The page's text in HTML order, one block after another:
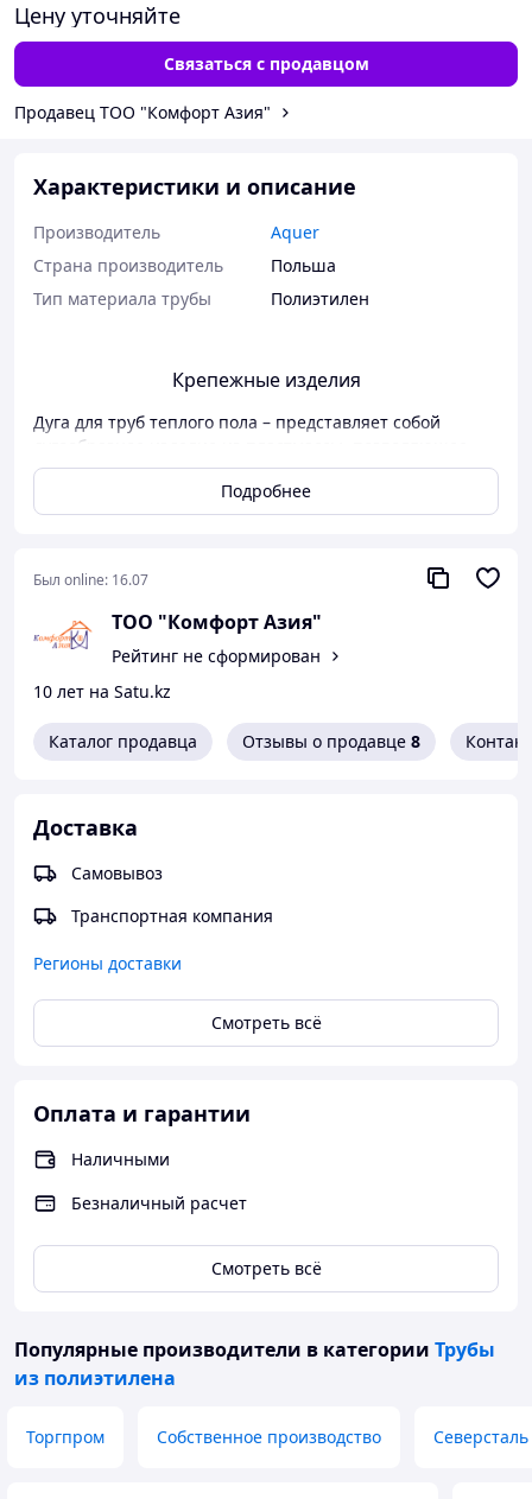
Цену уточняйте
Связаться с продавцом
Продавец ТОО "Комфорт Азия"
Характеристики и описание
Производитель
Aquer
Страна производитель
Польша
Тип материала трубы
Полиэтилен
Крепежные изделия
Дуга для труб теплого пола – представляет собой
дугообразное изделие из пластмассы, позволяющее
зафиксировать под углом 90 градусов трубу для теплого
пола в месте ее изгиба.Подробнее
Был online: 16.07
ТОО "Комфорт Азия"
Рейтинг не сформирован
10 лет на Satu.kz
Каталог продавца Отзывы о продавце 8
Доставка
Самовывоз
Транспортная компания
Регионы доставки
Смотреть всё
Оплата и гарантии
Наличными
Безналичный расчет
Смотреть всё
Популярные производители в категории Трубы
из полиэтилена
Торгпром Собственное производство Северсталь